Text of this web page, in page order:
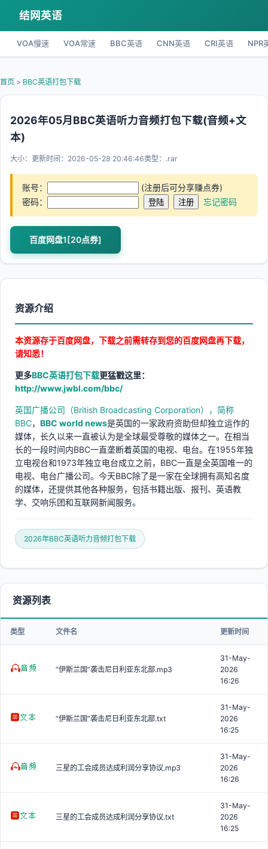
结网英语
VOA慢速 VOA常速 BBC英语 CNN英语 CRI英语 NPR
首页 > BBC英语打包下载
2026年05月BBC英语听力音频打包下载(音频+文
本)
大小： 更新时间：2026-05-28 20:46:46类型：.rar
账号：
(注册后可分享赚点券)
密码：
忘记密码
百度网盘1[20点券]
资源介绍
本资源存于百度网盘，下载之前需转存到您的百度网盘再下载，
请知悉！
更多BBC英语打包下载更猛戳这里：
http://www.jwbl.com/bbc/
英国广播公司（British Broadcasting Corporation），简称
BBC， BBC world news是英国的一家政府资助但却独立运作的
媒体，长久以来一直被认为是全球最受尊敬的媒体之一。在相当
长的一段时间内BBC一直垄断着英国的电视、电台。在1955年独
立电视台和1973年独立电台成立之前，BBC一直是全英国唯一的
电视、电台广播公司。今天BBC除了是一家在全球拥有高知名度
的媒体，还提供其他各种服务，包括书籍出版、报刊、英语教
学、交响乐团和互联网新闻服务。
2026年BBC英语听力音频打包下载
资源列表
类型 文件名 更新时间
“伊斯兰国”袭击尼日利亚东北部.mp3
31-May-
2026
16:26
“伊斯兰国”袭击尼日利亚东北部.txt
31-May-
2026
16:25
三星的工会成员达成利润分享协议.mp3
31-May-
2026
16:26
三星的工会成员达成利润分享协议.txt
31-May-
2026
16:25